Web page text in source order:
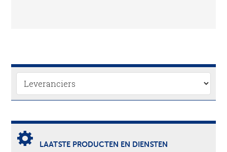
LAATSTE PRODUCTEN EN DIENSTEN